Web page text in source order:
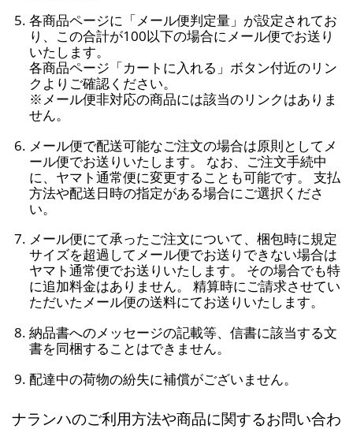
各商品ページに「メール便判定量」が設定されてお
り、この合計が100以下の場合にメール便でお送り
いたします。
各商品ページ「カートに入れる」ボタン付近のリン
クよりご確認ください。
※メール便非対応の商品には該当のリンクはありま
せん。
メール便で配送可能なご注文の場合は原則としてメ
ール便でお送りいたします。 なお、ご注文手続中
に、ヤマト通常便に変更することも可能です。 支払
方法や配送日時の指定がある場合にご選択くださ
い。
メール便にて承ったご注文について、梱包時に規定
サイズを超過してメール便でお送りできない場合は
ヤマト通常便でお送りいたします。 その場合でも特
に追加料金はありません。 精算時にご請求させてい
ただいたメール便の送料にてお送りいたします。
納品書へのメッセージの記載等、信書に該当する文
書を同梱することはできません。
配達中の荷物の紛失に補償がございません。
ナランハのご利用方法や商品に関するお問い合わ